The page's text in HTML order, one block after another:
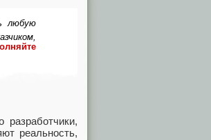
любую
реальность,